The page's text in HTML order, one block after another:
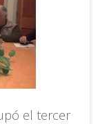
el tercer